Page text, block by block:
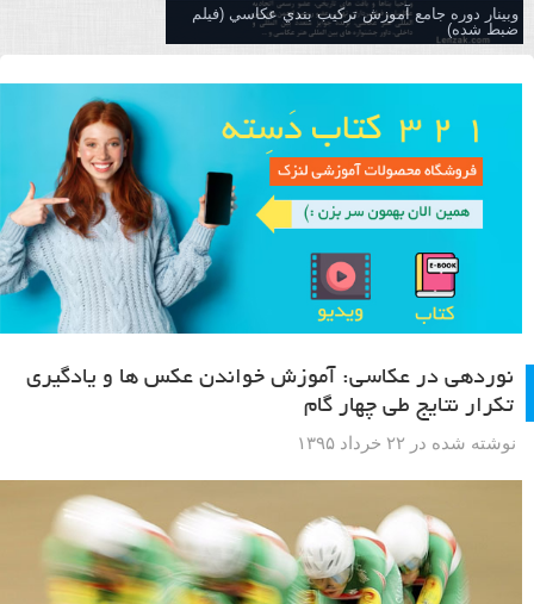
وبینار دوره جامع آموزش تركيب بندي عكاسي (فیلم
ضبط شده)
نوردهی در عکاسی: آموزش خواندن عکس ها و یادگیری
تکرار نتایج طی چهار گام
نوشته شده در ۲۲ خرداد ۱۳۹۵